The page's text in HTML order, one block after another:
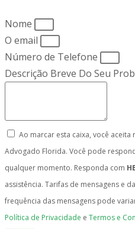
Nome
O email
Número de Telefone
Descrição Breve Do Seu
Ao marcar esta caixa, você aceita
Advogado Florida. Você pode
qualquer momento. Responda com
assistência. Tarifas de mensagens e
frequência das mensagens pode
Política de Privacidade e Termos e